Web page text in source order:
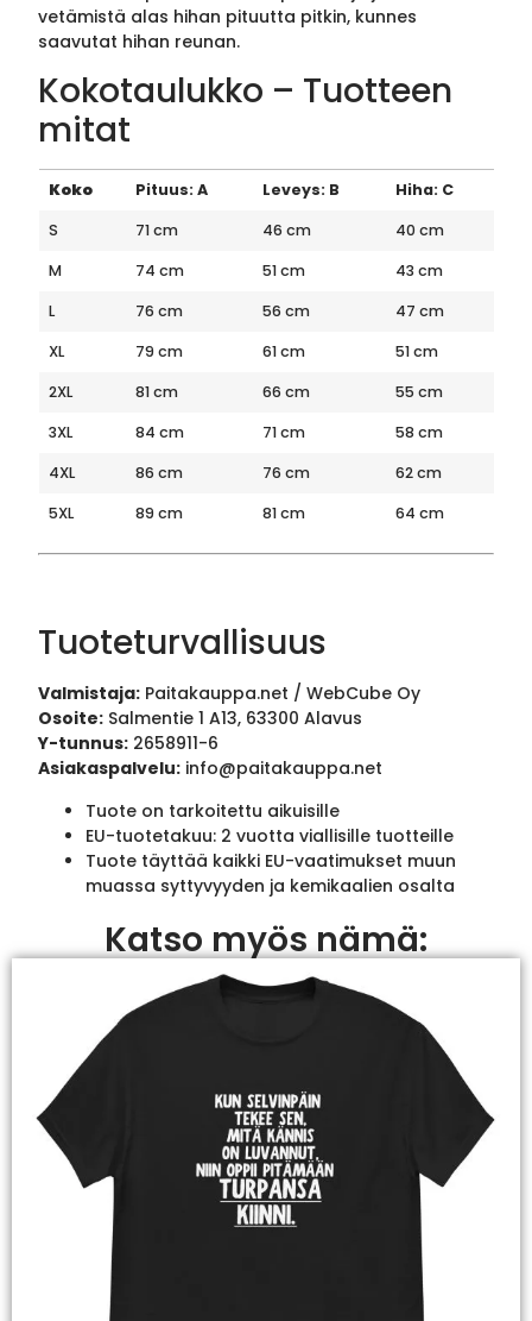
vetämistä alas hihan pituutta pitkin, kunnes
saavutat hihan reunan.
Kokotaulukko – Tuotteen
mitat
Koko Pituus: A Leveys: B
Hiha: C
S
71 cm 46 cm
40 cm
M
74 cm 51 cm
43 cm
L
76 cm 56 cm
47 cm
XL
79 cm 61 cm
51 cm
2XL
81 cm 66 cm
55 cm
3XL
84 cm 71 cm
58 cm
4XL
86 cm 76 cm
62 cm
5XL
89 cm 81 cm 64 cm
Tuoteturvallisuus
Valmistaja: Paitakauppa.net / WebCube Oy
Osoite: Salmentie 1 A13, 63300 Alavus
Y-tunnus: 2658911-6
Asiakaspalvelu: info@paitakauppa.net
Tuote on tarkoitettu aikuisille
EU-tuotetakuu: 2 vuotta viallisille tuotteille
Tuote täyttää kaikki EU-vaatimukset muun
muassa syttyvyyden ja kemikaalien osalta
Katso myös nämä: